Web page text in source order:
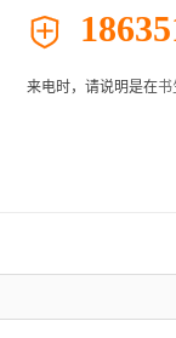

来电时，请说明是在书